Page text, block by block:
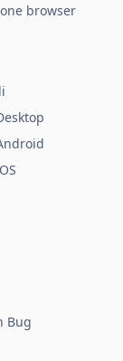
browser
Bug